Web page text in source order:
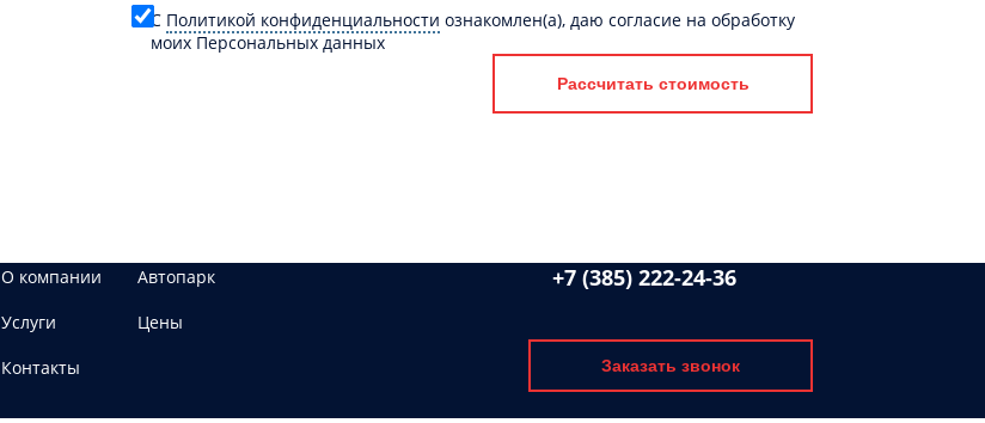
C Политикой конфиденциальности ознакомлен(а), даю согласие на обработку
моих Персональных данных
Рассчитать стоимость
О компании
Автопарк
Услуги
Цены
Контакты
+7 (385) 222-24-36
Заказать звонок